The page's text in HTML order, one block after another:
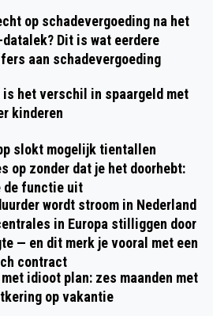
op schadevergoeding na het
Dit is wat eerdere
aan schadevergoeding
is het verschil in spaargeld met
kinderen
slokt mogelijk tientallen
op zonder dat je het doorhebt:
de functie uit
wordt stroom in Nederland
in Europa stilliggen door
— en dit merk je vooral met een
contract
met idioot plan: zes maanden met
op vakantie